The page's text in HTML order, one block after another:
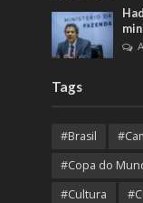
Tags
#Brasil
#Copa do
#Cultura